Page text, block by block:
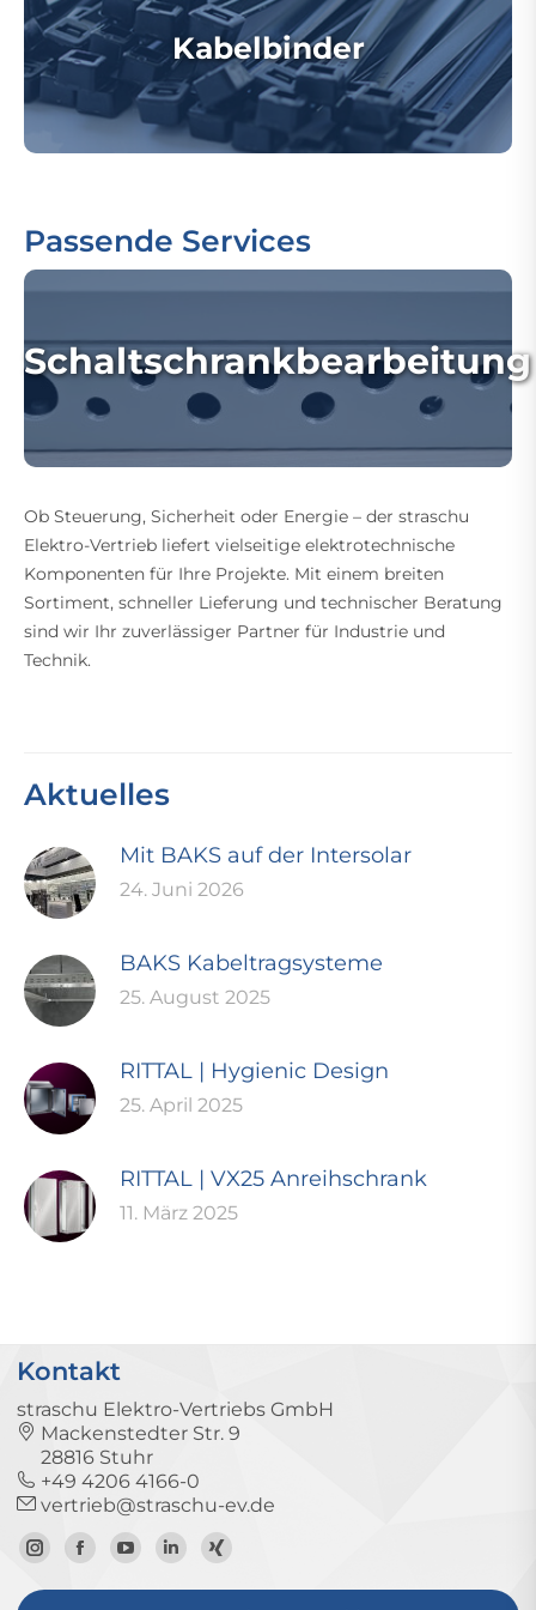
Kabelbinder
Passende Services
Schaltschrankbearbeitung
Ob Steuerung, Sicherheit oder Energie – der straschu
Elektro-Vertrieb liefert vielseitige elektrotechnische
Komponenten für Ihre Projekte. Mit einem breiten
Sortiment, schneller Lieferung und technischer Beratung
sind wir Ihr zuverlässiger Partner für Industrie und
Technik.
Aktuelles
Mit BAKS auf der Intersolar
24. Juni 2026
BAKS Kabeltragsysteme
25. August 2025
RITTAL | Hygienic Design
25. April 2025
RITTAL | VX25 Anreihschrank
11. März 2025
Kontakt
straschu Elektro-Vertriebs GmbH
Mackenstedter Str. 9
28816 Stuhr
+49 4206 4166-0
vertrieb@straschu-ev.de
Zum
Instagram-
Zur
Facebook-
Zum
YouTube-
Zum
LinkedIn-
Zum
Xing-